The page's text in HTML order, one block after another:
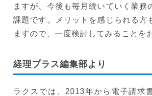
ますが、今後も毎月続いていく業務
課題です。メリットを感じられる方
ますので、一度検討してみることを
経理プラス編集部より
ラクスでは、2013年から電子請求